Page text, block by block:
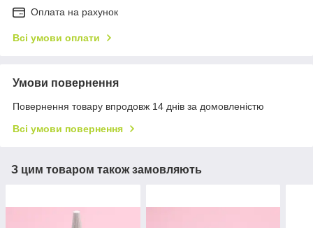
Оплата на рахунок
Всі умови оплати
Умови повернення
Повернення товару впродовж 14 днів за домовленістю
Всі умови повернення
З цим товаром також замовляють